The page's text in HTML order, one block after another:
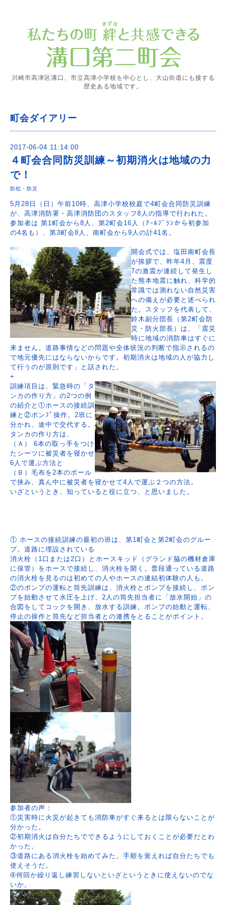
川崎市高津区溝口、市立高津小学校を中心とし、大山街道にも接する
歴史ある地域です。
町会ダイアリー
2017-06-04 11:14:00
４町会合同防災訓練～初期消火は地域の力
で！
防犯・防災
5月28日（日）午前10時、高津小学校校庭で4町会合同防災訓練
が、高津消防署・高津消防団のスタッフ8人の指導で行われた。
参加者は 第1町会から8人、第2町会16人（ｱｰﾙﾌﾞﾗﾝから初参加
の4名も）、第3町会8人、南町会から9人の計41名。
開会式では、塩田南町会長
が挨拶で、昨年4月、震度
7の激震が連続して発生し
た熊本地震に触れ、科学的
常識では測れない自然災害
への備えが必要と述べられ
た。スタッフを代表して、
鈴木副分団長（第2町会防
災・防火部長）は、「震災
時に地域の消防車はすぐに
来ません。道路事情などの問題や全体状況の判断で指示されるの
で地元優先にはならないからです。初期消火は地域の人が協力し
て行うのが原則です」と話された。
+
訓練項目は、緊急時の「タ
ンカの作り方」の2つの例
の紹介と①ホースの接続訓
練と②ポンﾌﾟ操作。2班に
分かれ、途中で交代する。
タンカの作り方は、
（Ａ） 6本の取っ手をつけ
たシーツに被災者を寝かせ
6人で運ぶ方法と
（Ｂ）毛布を2本のポール
で挟み、真ん中に被災者を寝かせて4人で運ぶ２つの方法。
いざというとき、知っていると役に立つ、と思いました。
① ホースの接続訓練の最初の班は、第1町会と第2町会のグルー
プ。道路に埋設されている
消火栓（1口または2口）とホースキッド（グランド脇の機材倉庫
に保管）をホースで接続し、消火栓を開く。普段通っている道路
の消火栓を見るのは初めての人やホースの連結初体験の人も。
②のポンプの運転と筒先訓練は、消火栓とポンプを接続し、ポン
プを始動させて水圧を上げ、2人の筒先担当者に「放水開始」の
合図をしてコックを開き、放水する訓練。ポンプの始動と運転、
停止の操作と筒先など担当者との連携をとることがポイント。
参加者の声：
①災害時に火災が起きても消防車がすぐ来るとは限らないことが
分かった。
②初期消火は自分たちでできるようにしておくことが必要だとわ
かった。
③道路にある消火栓を始めてみた。手順を覚えれば自分たちでも
使えそうだ。
➃何回か繰り返し練習しないといざというときに使えないのでな
いか。